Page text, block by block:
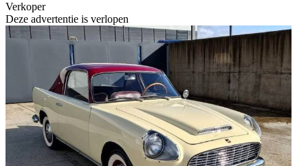
Verkoper
Deze advertentie is verlopen